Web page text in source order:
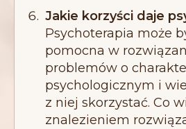
Jakie korzyści daje
Psychoterapia może
pomocna w
problemów o
psychologicznym i
z niej skorzystać. Co
znalezieniem